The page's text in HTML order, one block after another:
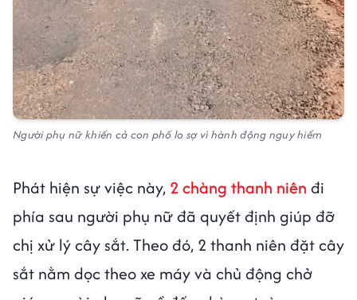
Người phụ nữ khiến cả con phố lo sợ vì hành động nguy hiểm
Phát hiện sự việc này, 2 chàng thanh niên đi
phía sau người phụ nữ đã quyết định giúp đỡ
chị xử lý cây sắt. Theo đó, 2 thanh niên đặt cây
sắt nằm dọc theo xe máy và chủ động chở